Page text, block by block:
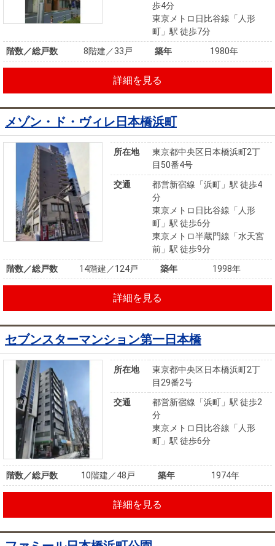
歩4分
東京メトロ日比谷線「人形
町」駅 徒歩7分
階数／総戸数
8階建／33戸 築年 1980年
詳細を見る
メゾン・ド・ヴィレ日本橋浜町
所在地
東京都中央区日本橋浜町2丁
目50番4号
交通
都営新宿線「浜町」駅 徒歩4
分
東京メトロ日比谷線「人形
町」駅 徒歩6分
東京メトロ半蔵門線「水天宮
前」駅 徒歩9分
階数／総戸数
14階建／124戸 築年 1998年
詳細を見る
セブンスターマンション第一日本橋
所在地
東京都中央区日本橋浜町2丁
目29番2号
交通
都営新宿線「浜町」駅 徒歩2
分
東京メトロ日比谷線「人形
町」駅 徒歩6分
階数／総戸数 10階建／48戸 築年 1974年
詳細を見る